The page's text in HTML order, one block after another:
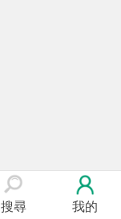
搜尋 我的